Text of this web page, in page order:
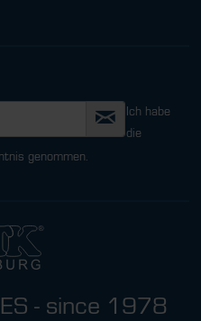
Ich habe
die
genommen.
- since 1978